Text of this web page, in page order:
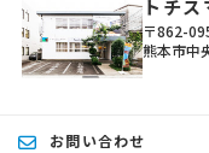
トチ
〒862-
熊本市中
お問い合わせ